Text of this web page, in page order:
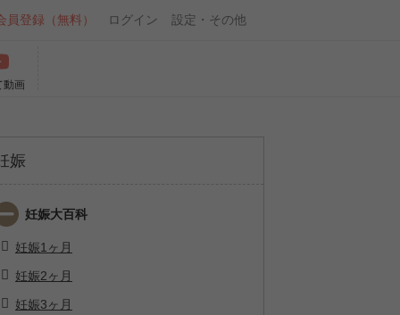
員登録（無料） ログイン 設定・その他
動画
娠
妊娠大百科
妊娠1ヶ月
妊娠2ヶ月
妊娠3ヶ月